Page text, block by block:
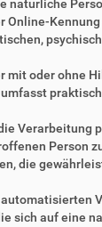
natürliche
Online-
mit oder ohne
Person
die
automatisierten
sich auf eine